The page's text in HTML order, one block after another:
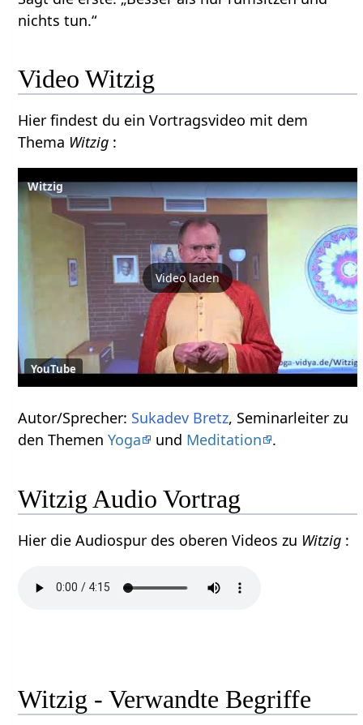
nichts tun.“
Video Witzig
Hier findest du ein Vortragsvideo mit dem
Thema Witzig :
Witzig
Video laden
YouTube
Autor/Sprecher: Sukadev Bretz, Seminarleiter zu
den ThemenYoga und Meditation .
Witzig Audio Vortrag
Hier die Audiospur des oberen Videos zu Witzig :
Witzig - Verwandte Begriffe